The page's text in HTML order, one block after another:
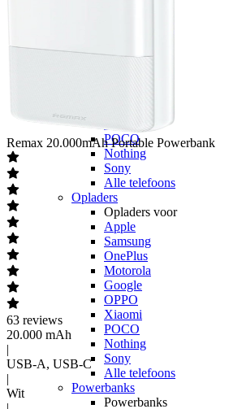
POCO
Nothing
Sony
Alle telefoons
Opladers
Opladers voor
Apple
Samsung
OnePlus
Motorola
Google
OPPO
Xiaomi
POCO
Nothing
Sony
Alle telefoons
Powerbanks
Powerbanks
Remax 20.000mAh Portable Powerbank
63 reviews
20.000 mAh
|
USB-A, USB-C
|
Wit